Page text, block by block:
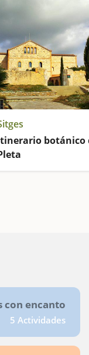
botánico
con encanto
5 Actividades